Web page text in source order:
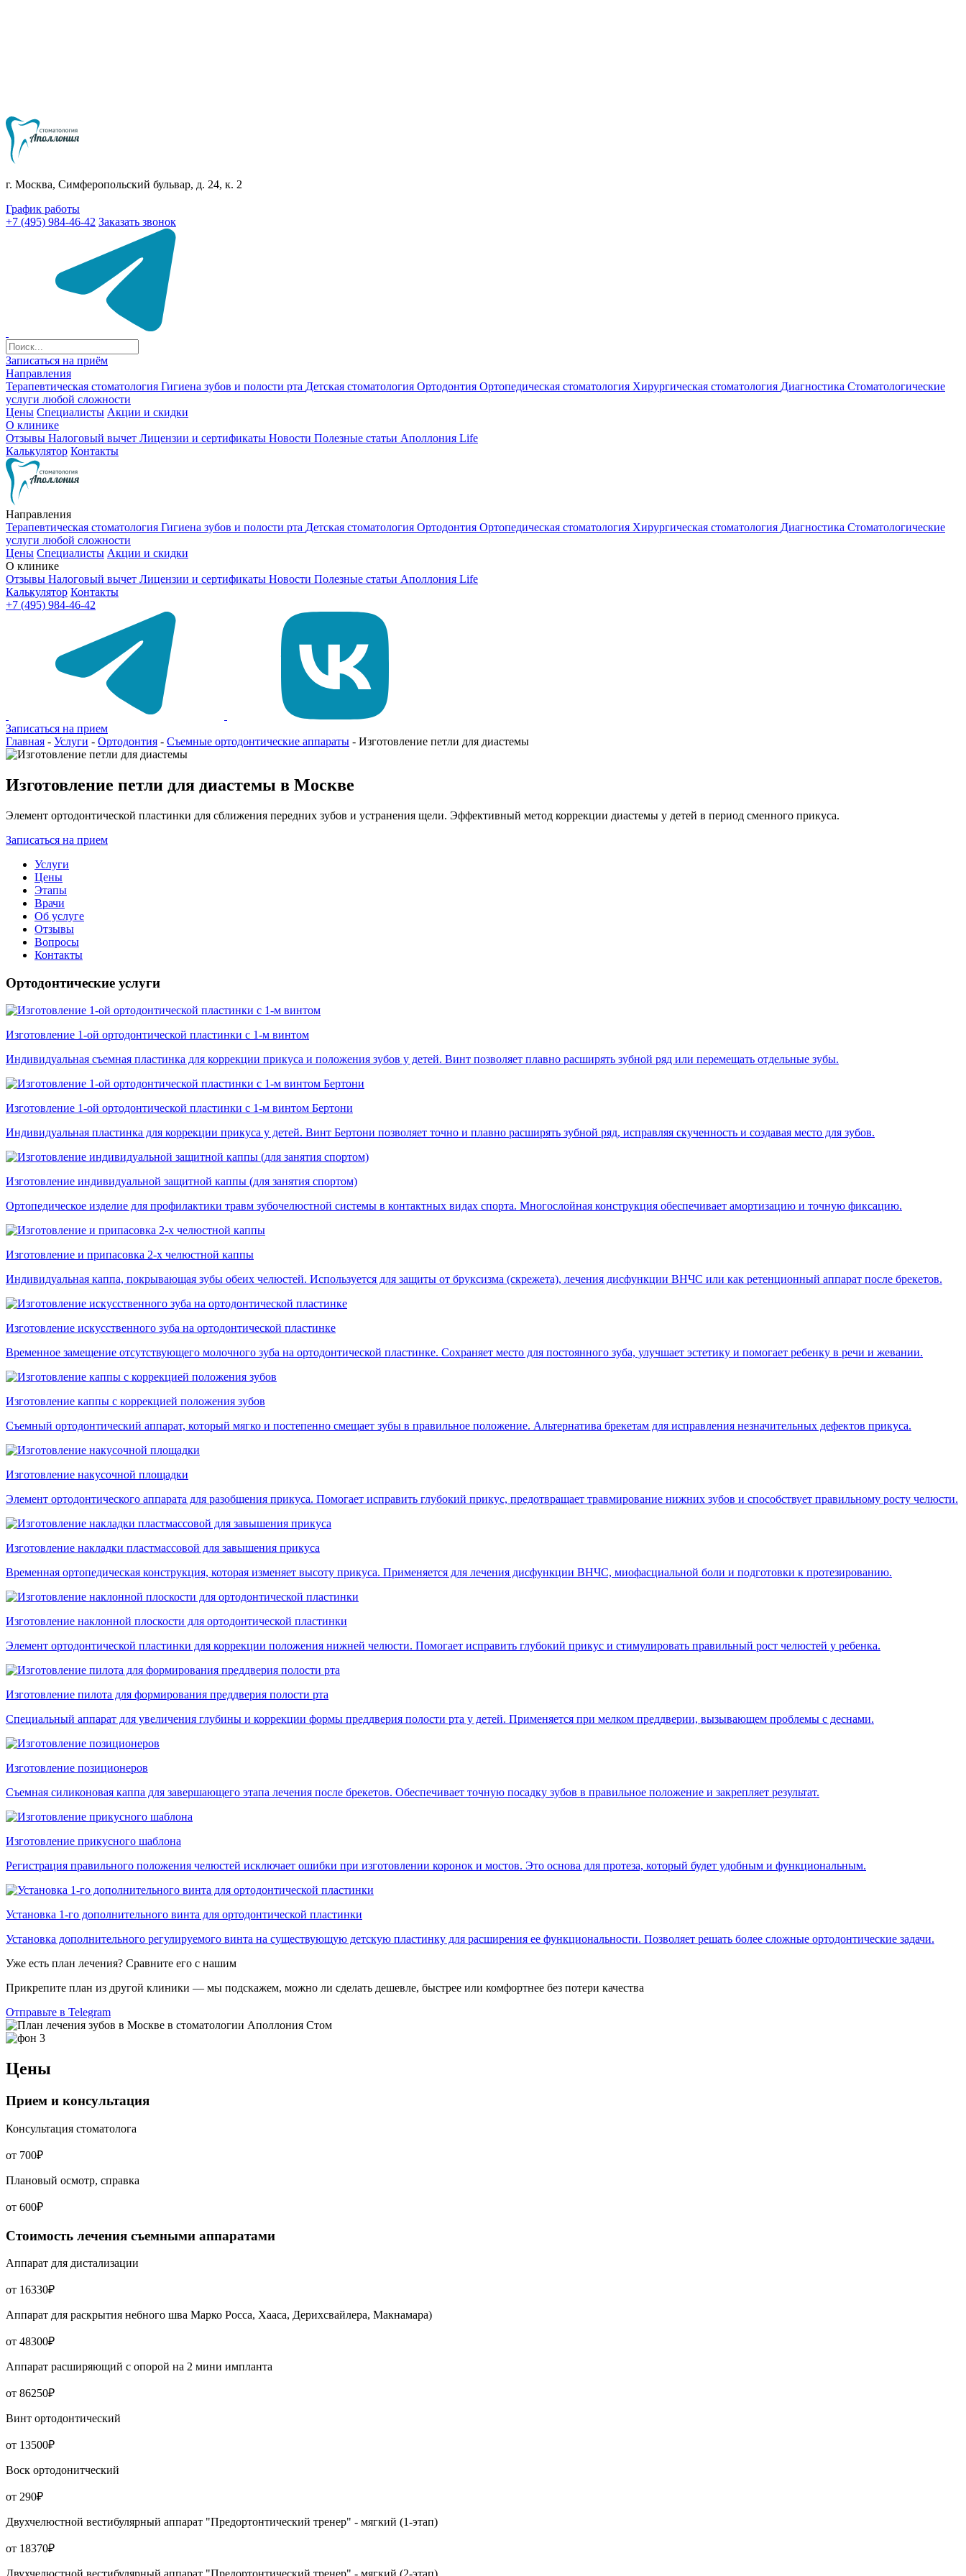
г. Москва, Симферопольский бульвар, д. 24, к. 2
График работы
+7 (495) 984-46-42 Заказать звонок
Записаться на приём
Направления
Терапевтическая стоматология Гигиена зубов и полости рта Детская стоматология Ортодонтия Ортопедическая стоматология Хирургическая стоматология Диагностика Стоматологические
услуги любой сложности
Цены Специалисты Акции и скидки
О клинике
Отзывы Налоговый вычет Лицензии и сертификаты Новости Полезные статьи Аполлония Life
Калькулятор Контакты
Направления
Терапевтическая стоматология Гигиена зубов и полости рта Детская стоматология Ортодонтия Ортопедическая стоматология Хирургическая стоматология Диагностика Стоматологические
услуги любой сложности
Цены Специалисты Акции и скидки
О клинике
Отзывы Налоговый вычет Лицензии и сертификаты Новости Полезные статьи Аполлония Life
Калькулятор Контакты
+7 (495) 984-46-42
Записаться на прием
Главная - Услуги - Ортодонтия - Съемные ортодонтические аппараты - Изготовление петли для диастемы
Изготовление петли для диастемы в Москве
Элемент ортодонтической пластинки для сближения передних зубов и устранения щели. Эффективный метод коррекции диастемы у детей в период сменного прикуса.
Записаться на прием
Услуги
Цены
Этапы
Врачи
Об услуге
Отзывы
Вопросы
Контакты
Ортодонтические услуги
Изготовление 1-ой ортодонтической пластинки с 1-м винтом
Индивидуальная съемная пластинка для коррекции прикуса и положения зубов у детей. Винт позволяет плавно расширять зубной ряд или перемещать отдельные зубы.
Изготовление 1-ой ортодонтической пластинки с 1-м винтом Бертони
Индивидуальная пластинка для коррекции прикуса у детей. Винт Бертони позволяет точно и плавно расширять зубной ряд, исправляя скученность и создавая место для зубов.
Изготовление индивидуальной защитной каппы (для занятия спортом)
Ортопедическое изделие для профилактики травм зубочелюстной системы в контактных видах спорта. Многослойная конструкция обеспечивает амортизацию и точную фиксацию.
Изготовление и припасовка 2-х челюстной каппы
Индивидуальная каппа, покрывающая зубы обеих челюстей. Используется для защиты от бруксизма (скрежета), лечения дисфункции ВНЧС или как ретенционный аппарат после брекетов.
Изготовление искусственного зуба на ортодонтической пластинке
Временное замещение отсутствующего молочного зуба на ортодонтической пластинке. Сохраняет место для постоянного зуба, улучшает эстетику и помогает ребенку в речи и жевании.
Изготовление каппы с коррекцией положения зубов
Съемный ортодонтический аппарат, который мягко и постепенно смещает зубы в правильное положение. Альтернатива брекетам для исправления незначительных дефектов прикуса.
Изготовление накусочной площадки
Элемент ортодонтического аппарата для разобщения прикуса. Помогает исправить глубокий прикус, предотвращает травмирование нижних зубов и способствует правильному росту челюсти.
Изготовление накладки пластмассовой для завышения прикуса
Временная ортопедическая конструкция, которая изменяет высоту прикуса. Применяется для лечения дисфункции ВНЧС, миофасциальной боли и подготовки к протезированию.
Изготовление наклонной плоскости для ортодонтической пластинки
Элемент ортодонтической пластинки для коррекции положения нижней челюсти. Помогает исправить глубокий прикус и стимулировать правильный рост челюстей у ребенка.
Изготовление пилота для формирования преддверия полости рта
Специальный аппарат для увеличения глубины и коррекции формы преддверия полости рта у детей. Применяется при мелком преддверии, вызывающем проблемы с деснами.
Изготовление позиционеров
Съемная силиконовая каппа для завершающего этапа лечения после брекетов. Обеспечивает точную посадку зубов в правильное положение и закрепляет результат.
Изготовление прикусного шаблона
Регистрация правильного положения челюстей исключает ошибки при изготовлении коронок и мостов. Это основа для протеза, который будет удобным и функциональным.
Установка 1-го дополнительного винта для ортодонтической пластинки
Установка дополнительного регулируемого винта на существующую детскую пластинку для расширения ее функциональности. Позволяет решать более сложные ортодонтические задачи.
Уже есть план лечения? Сравните его с нашим
Прикрепите план из другой клиники — мы подскажем, можно ли сделать дешевле, быстрее или комфортнее без потери качества
Отправьте в Telegram
Цены
Прием и консультация
Консультация стоматолога
от 700₽
Плановый осмотр, справка
от 600₽
Стоимость лечения съемными аппаратами
Аппарат для дистализации
от 16330₽
Аппарат для раскрытия небного шва Марко Росса, Хааса, Дерихсвайлера, Макнамара)
от 48300₽
Аппарат расширяющий с опорой на 2 мини импланта
от 86250₽
Винт ортодонтический
от 13500₽
Воск ортодонитческий
от 290₽
Двухчелюстной вестибулярный аппарат "Предортонтический тренер" - мягкий (1-этап)
от 18370₽